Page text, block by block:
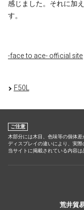
感じました。それに加
す。
-face to ace- official site
F50L
ご注意
木部分には木目、色味等の個体差
ディスプレイの違いにより、実際
当サイトに掲載されている内容
荒井貿